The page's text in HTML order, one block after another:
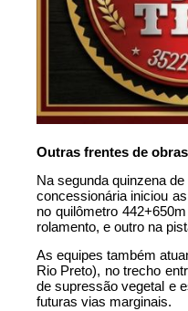
Outras frentes de
Na segunda quinzena
concessionária iniciou
no quilômetro
rolamento, e outro na
As equipes também
Rio Preto), no trecho
de supressão vegetal e
futuras vias marginais.